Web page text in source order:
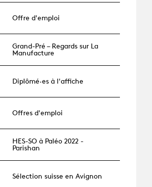
Offre d'emploi
Grand-Pré – Regards sur La
Manufacture
Diplômé·es à l'affiche
Offres d'emploi
HES-SO à Paléo 2022 -
Parishan
Sélection suisse en Avignon